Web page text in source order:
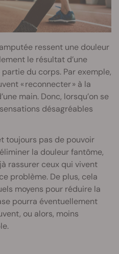
ressent une douleur
le résultat d’une
du corps. Par exemple,
« reconnecter » à la
main. Donc, lorsqu’on se
désagréables
toujours pas de pouvoir
la douleur fantôme,
rassurer ceux qui vivent
problème. De plus, cela
moyens pour réduire la
pourra éventuellement
ou alors, moins